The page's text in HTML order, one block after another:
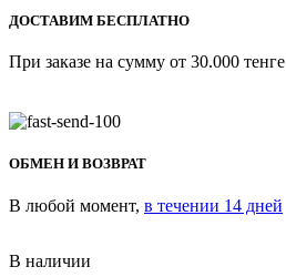
ДОСТАВИМ БЕСПЛАТНО
При заказе на сумму от 30.000 тенге
ОБМЕН И ВОЗВРАТ
В любой момент, в течении 14 дней
В наличии